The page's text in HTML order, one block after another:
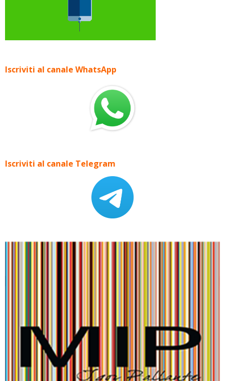
Iscriviti al canale WhatsApp
Iscriviti al canale Telegram